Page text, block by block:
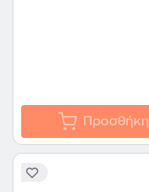
Προσθήκη